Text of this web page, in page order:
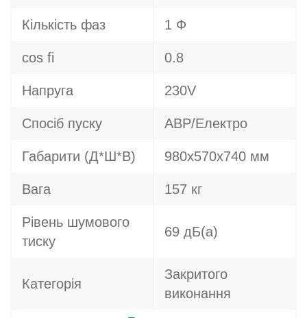
Кількість фаз 1 Ф
cos fi 0.8
Напруга 230V
Спосіб пуску АВР/Електро
Габарити (Д*Ш*В) 980х570х740 мм
Вага 157 кг
Рівень шумового
тиску
69 дБ(а)
Категорія
Закритого
виконання